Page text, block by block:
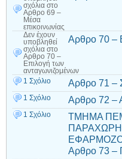
σχόλια στο
Αρθρο 69 –
Μέσα
επικοινωνίας
Δεν έχουν
υποβληθεί
σχόλια στο
Αρθρο 70 –
Επιλογή των
ανταγωνιζομένων
Αρθρο 70 –
1 Σχόλιο Αρθρο 71 –
1 Σχόλιο Αρθρο 72 –
1 Σχόλιο
ΤΜΗΜΑ
Αρθρο 73 –